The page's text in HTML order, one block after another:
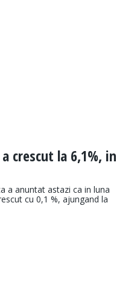
crescut la 6,1%, in
a anuntat astazi ca in luna
cu 0,1 %, ajungand la